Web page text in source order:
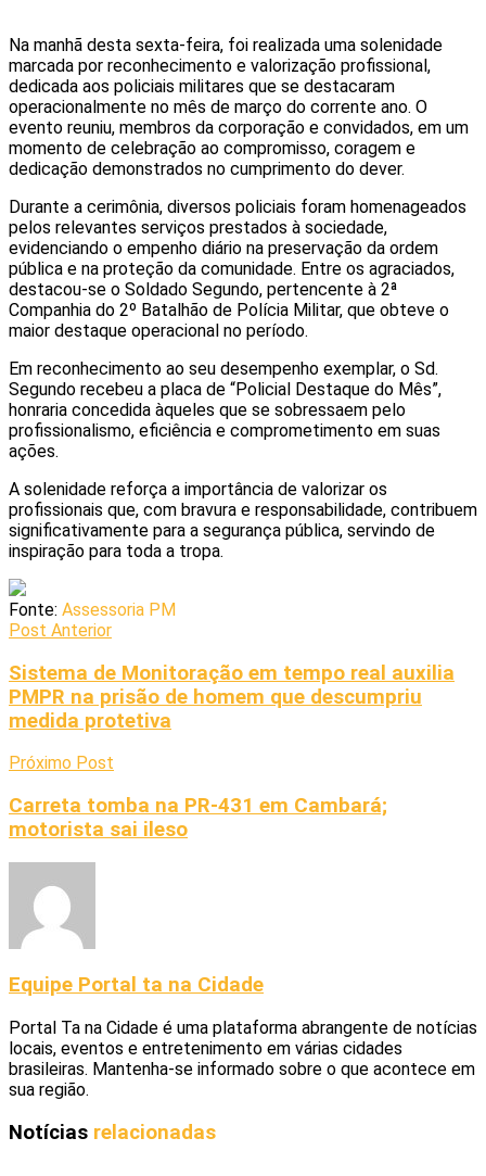
Na manhã desta sexta-feira, foi realizada uma solenidade
marcada por reconhecimento e valorização profissional,
dedicada aos policiais militares que se destacaram
operacionalmente no mês de março do corrente ano. O
evento reuniu, membros da corporação e convidados, em um
momento de celebração ao compromisso, coragem e
dedicação demonstrados no cumprimento do dever.
Durante a cerimônia, diversos policiais foram homenageados
pelos relevantes serviços prestados à sociedade,
evidenciando o empenho diário na preservação da ordem
pública e na proteção da comunidade. Entre os agraciados,
destacou-se o Soldado Segundo, pertencente à 2ª
Companhia do 2º Batalhão de Polícia Militar, que obteve o
maior destaque operacional no período.
Em reconhecimento ao seu desempenho exemplar, o Sd.
Segundo recebeu a placa de “Policial Destaque do Mês”,
honraria concedida àqueles que se sobressaem pelo
profissionalismo, eficiência e comprometimento em suas
ações.
A solenidade reforça a importância de valorizar os
profissionais que, com bravura e responsabilidade, contribuem
significativamente para a segurança pública, servindo de
inspiração para toda a tropa.
Fonte: Assessoria PM
Post Anterior
Sistema de Monitoração em tempo real auxilia
PMPR na prisão de homem que descumpriu
medida protetiva
Próximo Post
Carreta tomba na PR-431 em Cambará;
motorista sai ileso
Equipe Portal ta na Cidade
Portal Ta na Cidade é uma plataforma abrangente de notícias
locais, eventos e entretenimento em várias cidades
brasileiras. Mantenha-se informado sobre o que acontece em
sua região.
Notícias relacionadas